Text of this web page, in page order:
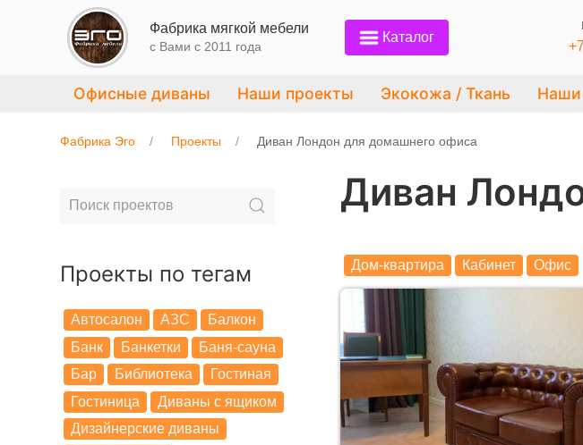
Фабрика мягкой мебели
с Вами c 2011 года
Каталог
Офисные диваны Наши проекты Экокожа / Ткань Наши
Фабрика Эго Проекты Диван Лондон для домашнего офиса
Проекты по тегам
Автосалон АЗС
Балкон
Банк
Банкетки
Баня-сауна
Бар
Библиотека
Гостиная
Гостиница
Диваны с ящиком
Дизайнерские диваны
Диван
Дом-квартира Кабинет Офис